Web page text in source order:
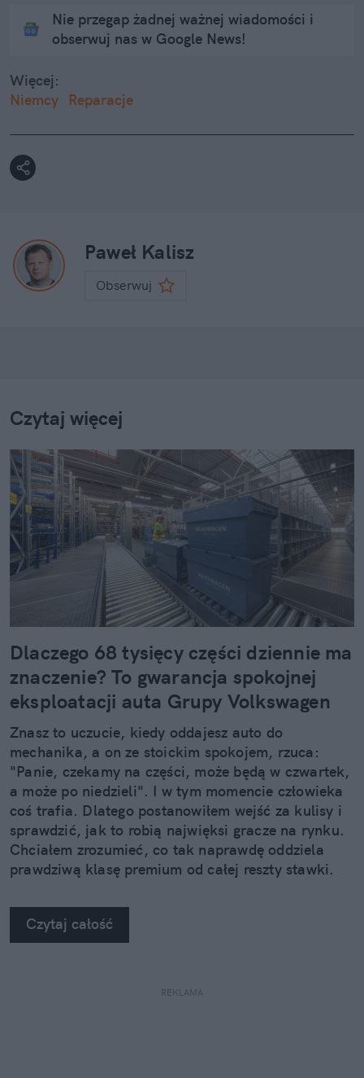
Nie przegap żadnej ważnej wiadomości i
obserwuj nas w Google News!
Więcej:
Niemcy
Reparacje
Paweł Kalisz
Obserwuj
Czytaj więcej
Dlaczego 68 tysięcy części dziennie ma
znaczenie? To gwarancja spokojnej
eksploatacji auta Grupy Volkswagen
Znasz to uczucie, kiedy oddajesz auto do
mechanika, a on ze stoickim spokojem, rzuca:
"Panie, czekamy na części, może będą w czwartek,
a może po niedzieli". I w tym momencie człowieka
coś trafia. Dlatego postanowiłem wejść za kulisy i
sprawdzić, jak to robią najwięksi gracze na rynku.
Chciałem zrozumieć, co tak naprawdę oddziela
prawdziwą klasę premium od całej reszty stawki.
się za głowę.
Czytaj całość
REKLAMA